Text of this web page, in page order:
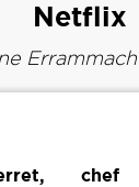
Netflix
Errammach